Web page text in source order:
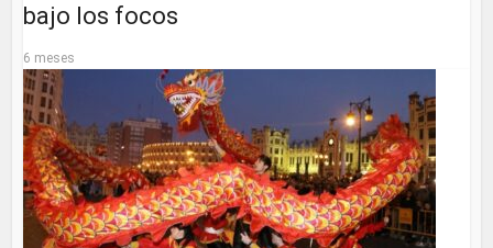
bajo los focos
6 meses